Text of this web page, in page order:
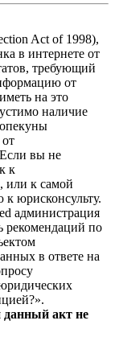
Act of 1998),
в интернете от
требующий
от
на это
наличие
вы не
к
или к самой
юрисконсульту.
администрация
рекомендаций по
в ответе на
данный акт не